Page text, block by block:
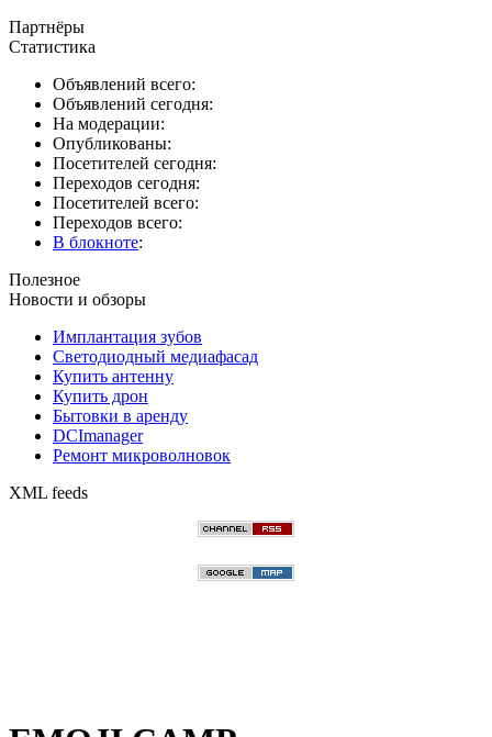
Партнёры
Статистика
Объявлений всего:
Объявлений сегодня:
На модерации:
Опубликованы:
Посетителей сегодня:
Переходов сегодня:
Посетителей всего:
Переходов всего:
В блокноте:
Полезное
Новости и обзоры
Имплантация зубов
Светодиодный медиафасад
Купить антенну
Купить дрон
Бытовки в аренду
DCImanager
Ремонт микроволновок
XML feeds